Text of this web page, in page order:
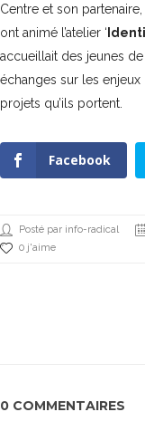
Centre et son
ont animé l’atelier ‘
accueillait des jeunes de
échanges sur les
projets qu’ils portent.
Facebook
Posté par info-radical
0 j'aime
0 COMMENTAIRES